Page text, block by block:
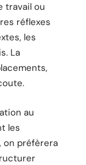
travail ou
réflexes
les
La
au
les
on préfèrera